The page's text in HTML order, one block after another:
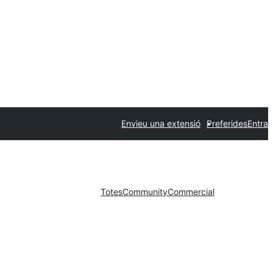
Envieu una extensió PreferidesEntra
TotesCommunityCommercial